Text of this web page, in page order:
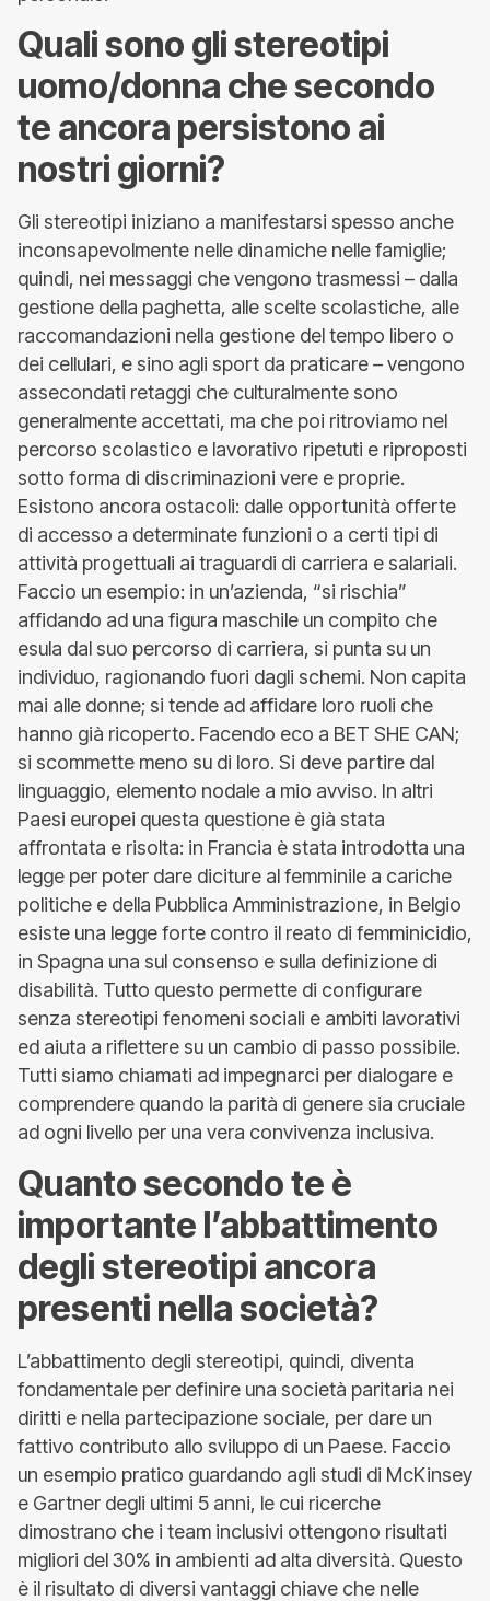
Quali sono gli stereotipi
uomo/donna che secondo
te ancora persistono ai
nostri giorni?
Gli stereotipi iniziano a manifestarsi spesso anche
inconsapevolmente nelle dinamiche nelle famiglie;
quindi, nei messaggi che vengono trasmessi – dalla
gestione della paghetta, alle scelte scolastiche, alle
raccomandazioni nella gestione del tempo libero o
dei cellulari, e sino agli sport da praticare – vengono
assecondati retaggi che culturalmente sono
generalmente accettati, ma che poi ritroviamo nel
percorso scolastico e lavorativo ripetuti e riproposti
sotto forma di discriminazioni vere e proprie.
Esistono ancora ostacoli: dalle opportunità offerte
di accesso a determinate funzioni o a certi tipi di
attività progettuali ai traguardi di carriera e salariali.
Faccio un esempio: in un’azienda, “si rischia”
affidando ad una figura maschile un compito che
esula dal suo percorso di carriera, si punta su un
individuo, ragionando fuori dagli schemi. Non capita
mai alle donne; si tende ad affidare loro ruoli che
hanno già ricoperto. Facendo eco a BET SHE CAN;
si scommette meno su di loro. Si deve partire dal
linguaggio, elemento nodale a mio avviso. In altri
Paesi europei questa questione è già stata
affrontata e risolta: in Francia è stata introdotta una
legge per poter dare diciture al femminile a cariche
politiche e della Pubblica Amministrazione, in Belgio
esiste una legge forte contro il reato di femminicidio,
in Spagna una sul consenso e sulla definizione di
disabilità. Tutto questo permette di configurare
senza stereotipi fenomeni sociali e ambiti lavorativi
ed aiuta a riflettere su un cambio di passo possibile.
Tutti siamo chiamati ad impegnarci per dialogare e
comprendere quando la parità di genere sia cruciale
ad ogni livello per una vera convivenza inclusiva.
Quanto secondo te è
importante l’abbattimento
degli stereotipi ancora
presenti nella società?
L’abbattimento degli stereotipi, quindi, diventa
fondamentale per definire una società paritaria nei
diritti e nella partecipazione sociale, per dare un
fattivo contributo allo sviluppo di un Paese. Faccio
un esempio pratico guardando agli studi di McKinsey
e Gartner degli ultimi 5 anni, le cui ricerche
dimostrano che i team inclusivi ottengono risultati
migliori del 30% in ambienti ad alta diversità. Questo
è il risultato di diversi vantaggi chiave che nelle